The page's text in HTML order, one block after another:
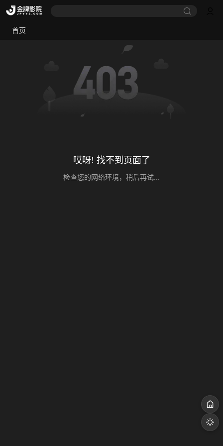
首页
哎呀! 找不到页面了
检查您的网络环境，稍后再试...